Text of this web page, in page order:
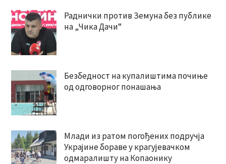
Раднички против Земуна без публике
на „Чика Дачи“
Безбедност на купалиштима почиње
од одговорног понашања
Млади из ратом погођених подручја
Украјине бораве у крагујевачком
одмаралишту на Копаонику